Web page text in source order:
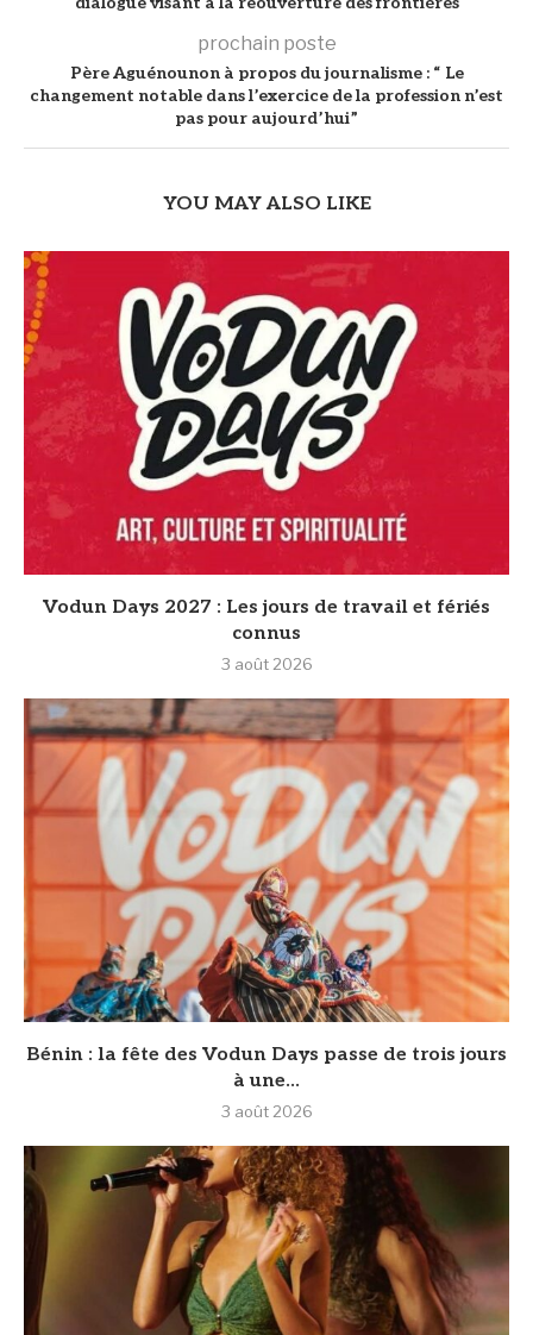
prochain poste
Père Aguénounon à propos du journalisme : “ Le
changement notable dans l’exercice de la profession n’est
pas pour aujourd’hui”
YOU MAY ALSO LIKE
Vodun Days 2027 : Les jours de travail et fériés
connus
3 août 2026
Bénin : la fête des Vodun Days passe de trois jours
à une...
3 août 2026